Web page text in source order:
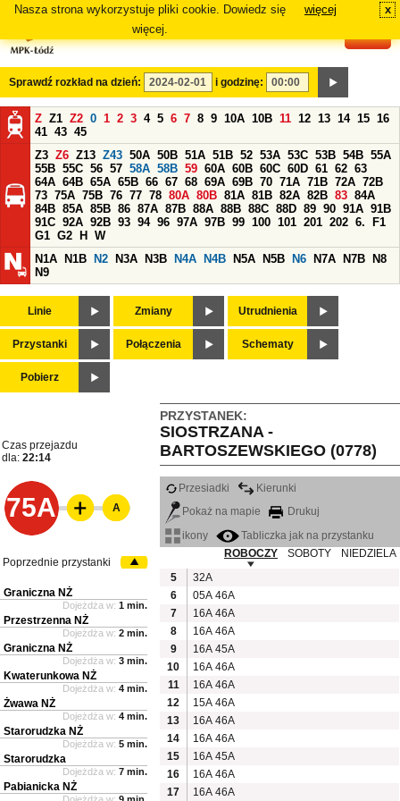
Nasza strona wykorzystuje pliki cookie. Dowiedz się
więcej.
więcej x
Sprawdź rozkład na dzień: i godzinę:
Z Z1 Z2 0 1 2 3 4 5 6 7 8 9 10A 10B 11 12 13 14 15 16
41 43 45
Z3 Z6 Z13 Z43 50A 50B 51A 51B 52 53A 53C 53B 54B 55A
55B 55C 56 57 58A 58B 59 60A 60B 60C 60D 61 62 63
64A 64B 65A 65B 66 67 68 69A 69B 70 71A 71B 72A 72B
73 75A 75B 76 77 78 80A 80B 81A 81B 82A 82B 83 84A
84B 85A 85B 86 87A 87B 88A 88B 88C 88D 89 90 91A 91B
91C 92A 92B 93 94 96 97A 97B 99 100 101 201 202 6.
F1
G1 G2 H
W
N1A
N1B N2 N3A N3B N4A N4B N5A N5B N6 N7A N7B
N8
N9
Linie Zmiany Utrudnienia
Przystanki Połączenia Schematy
Pobierz
PRZYSTANEK:
SIOSTRZANA -
BARTOSZEWSKIEGO (0778)
Czas przejazdu
dla: 22:14
75A
Przesiadki
Kierunki
Pokaż na mapie
Drukuj
ikony
Tabliczka jak na przystanku
ROBOCZY
SOBOTY
NIEDZIELA
5
32A
6
05A 46A
7
16A 46A
8
16A 46A
9
16A 45A
10
16A 46A
11
16A 46A
12
15A 46A
13
16A 46A
14
16A 46A
15
16A 45A
16
16A 46A
17
16A 46A
A
Poprzednie przystanki
Graniczna NŻ
Dojeżdża w: 1 min.
Przestrzenna NŻ
Dojeżdża w: 2 min.
Graniczna NŻ
Dojeżdża w: 3 min.
Kwaterunkowa NŻ
Dojeżdża w: 4 min.
Żwawa NŻ
Dojeżdża w: 4 min.
Starorudzka NŻ
Dojeżdża w: 5 min.
Starorudzka
Dojeżdża w: 7 min.
Pabianicka NŻ